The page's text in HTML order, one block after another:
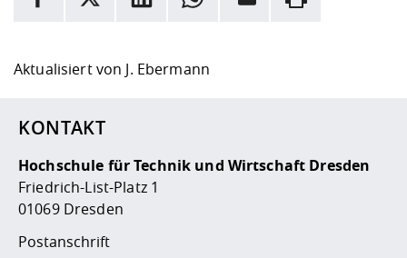
Hier stehen weitere Informationen und ein Link zur
Aktualisiert von J. Ebermann
KONTAKT
Hochschule für Technik und Wirtschaft Dresden
Friedrich-List-Platz 1
01069 Dresden
Postanschrift